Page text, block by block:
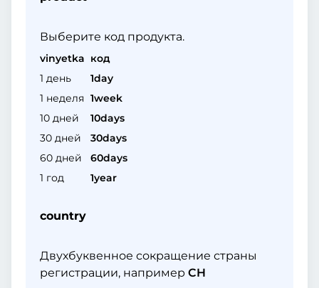
Выберите код продукта.
vinyetka код
1 день
1day
1 неделя 1week
10 дней
10days
30 дней
30days
60 дней
60days
1 год
1year
country
Двухбуквенное сокращение страны
регистрации, например CH